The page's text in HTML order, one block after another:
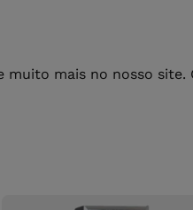
mais no nosso